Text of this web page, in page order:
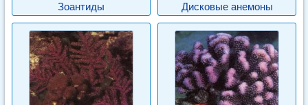
Зоантиды Дисковые анемоны